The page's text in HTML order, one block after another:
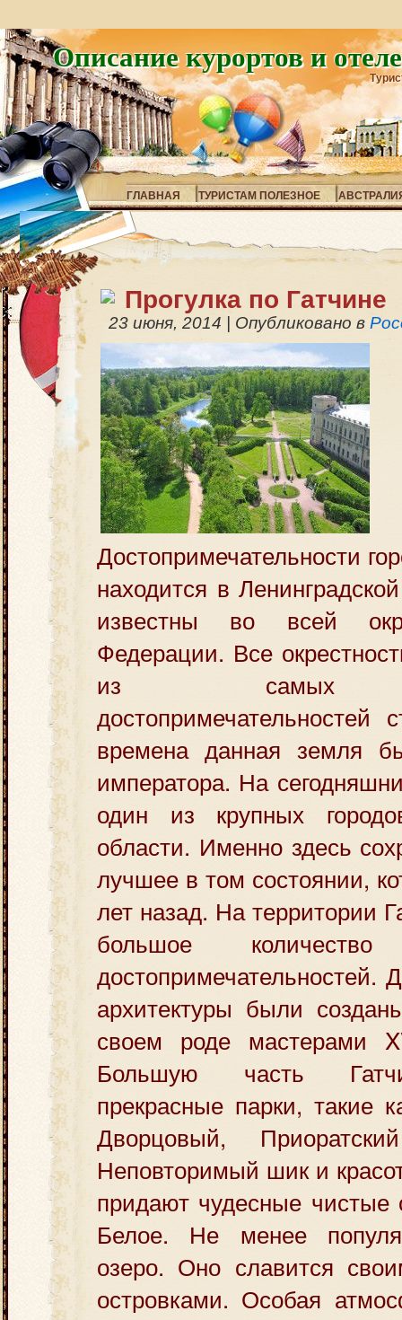
Описание курортов и
ГЛАВНАЯ ТУРИСТАМ ПОЛЕЗНОЕ
Прогулка по Гатчине
23 июня, 2014 Опубликовано в
Достопримечательности
находится в
известны во всей
Федерации. Все
из самых
времена данная земля
императора. На
один из крупных
области. Именно здесь
лучшее в том состоянии,
лет назад. На территории
большое количество
достопримечательностей.
архитектуры были
своем роде мастерами
Большую часть
прекрасные парки, такие
Дворцовый,
Неповторимый шик и
придают чудесные
Белое. Не менее
озеро. Оно славится
островками. Особая